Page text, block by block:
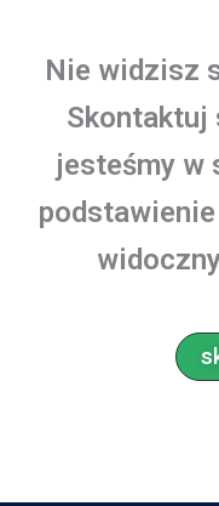
Nie widzisz
Skontaktuj
jesteśmy w